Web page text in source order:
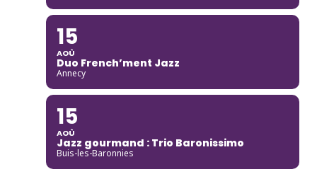
15
AOÛ
Duo French’ment Jazz
Annecy
15
AOÛ
Jazz gourmand : Trio Baronissimo
Buis-les-Baronnies